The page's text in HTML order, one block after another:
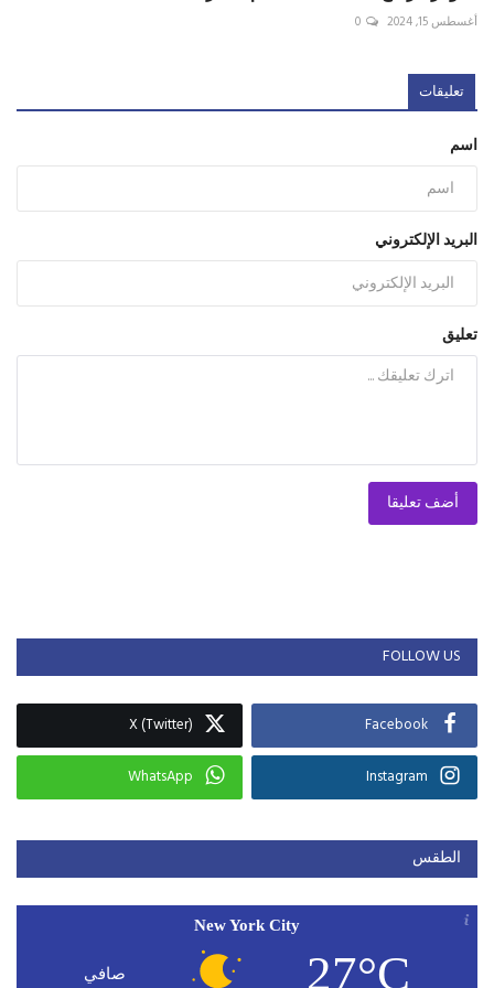
أغسطس 15, 2024 0
تعليقات
اسم
البريد الإلكتروني
تعليق
أضف تعليقا
FOLLOW US
Facebook
X (Twitter)
Instagram
WhatsApp
الطقس
New York City
27°C صافي